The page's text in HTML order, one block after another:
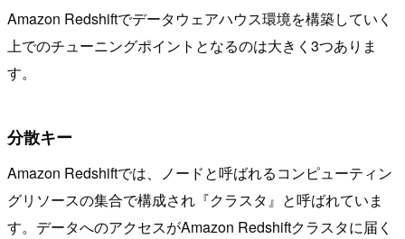
Amazon Redshiftでデータウェアハウス環境を構築していく
上でのチューニングポイントとなるのは大きく3つありま
す。
分散キー
Amazon Redshiftでは、ノードと呼ばれるコンピューティン
グリソースの集合で構成され『クラスタ』と呼ばれていま
す。データへのアクセスがAmazon Redshiftクラスタに届く